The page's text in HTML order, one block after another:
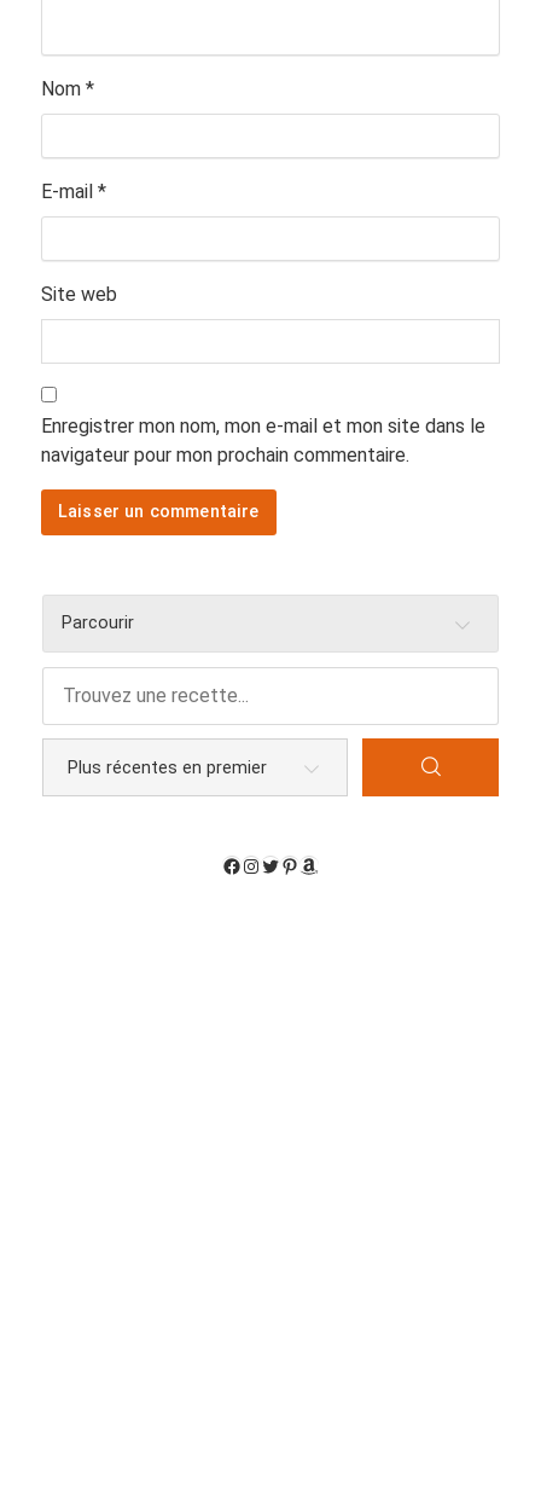
Nom *
E-mail *
Site web
Enregistrer mon nom, mon e-mail et mon site dans le
navigateur pour mon prochain commentaire.
Parcourir